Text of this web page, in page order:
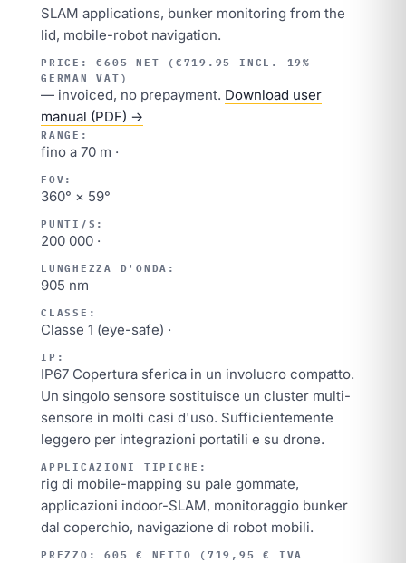
SLAM applications, bunker monitoring from the
lid, mobile-robot navigation.
PRICE: €605 NET (€719.95 INCL. 19%
GERMAN VAT)
— invoiced, no prepayment. Download user
manual (PDF) →
RANGE:
fino a 70 m ·
FOV:
360° × 59°
PUNTI/S:
200 000 ·
LUNGHEZZA D'ONDA:
905 nm
CLASSE:
Classe 1 (eye-safe) ·
IP:
IP67 Copertura sferica in un involucro compatto.
Un singolo sensore sostituisce un cluster multi-
sensore in molti casi d'uso. Sufficientemente
leggero per integrazioni portatili e su drone.
APPLICAZIONI TIPICHE:
rig di mobile-mapping su pale gommate,
applicazioni indoor-SLAM, monitoraggio bunker
dal coperchio, navigazione di robot mobili.
PREZZO: 605 € NETTO (719,95 € IVA